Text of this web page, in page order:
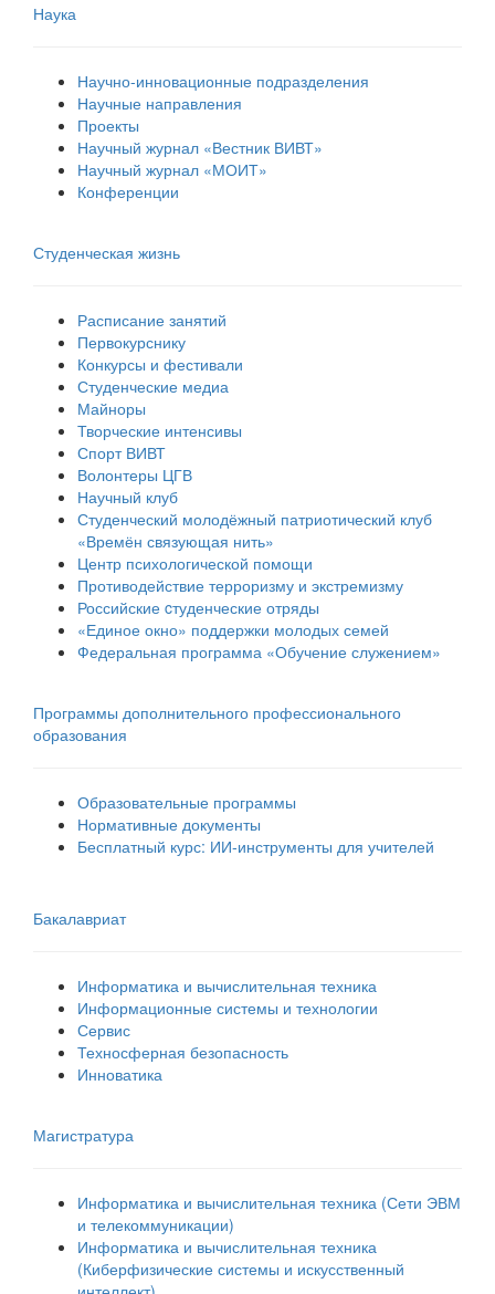
Наука
Научно-инновационные подразделения
Научные направления
Проекты
Научный журнал «Вестник ВИВТ»
Научный журнал «МОИТ»
Конференции
Студенческая жизнь
Расписание занятий
Первокурснику
Конкурсы и фестивали
Студенческие медиа
Майноры
Творческие интенсивы
Спорт ВИВТ
Волонтеры ЦГВ
Научный клуб
Студенческий молодёжный патриотический клуб
«Времён связующая нить»
Центр психологической помощи
Противодействие терроризму и экстремизму
Российские cтуденческие отряды
«Единое окно» поддержки молодых семей
Федеральная программа «Обучение служением»
Программы дополнительного профессионального
образования
Образовательные программы
Нормативные документы
Бесплатный курс: ИИ‑инструменты для учителей
Бакалавриат
Информатика и вычислительная техника
Информационные системы и технологии
Сервис
Техносферная безопасность
Инноватика
Магистратура
Информатика и вычислительная техника (Сети ЭВМ
и телекоммуникации)
Информатика и вычислительная техника
(Киберфизические системы и искусственный